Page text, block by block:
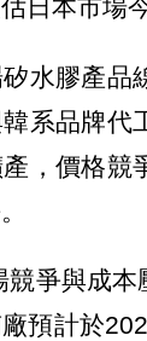
日本市場
水膠產品
系品牌代
，價格競
爭與成本
預計於